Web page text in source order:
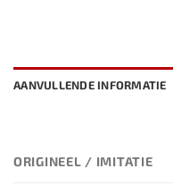
AANVULLENDE INFORMATIE
ORIGINEEL / IMITATIE